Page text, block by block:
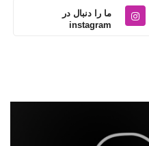
ما را دنبال در
instagram